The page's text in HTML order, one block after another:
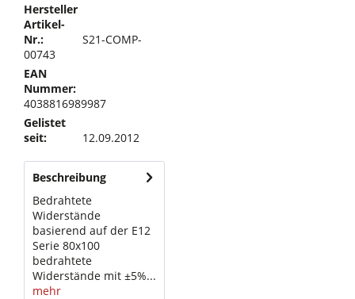
Hersteller
Artikel-
Nr.:
S21-COMP-
00743
EAN
Nummer:
4038816989987
Gelistet
seit:
12.09.2012
Beschreibung
Bedrahtete
Widerstände
basierend auf der E12
Serie 80x100
bedrahtete
Widerstände mit ±5%...
mehr